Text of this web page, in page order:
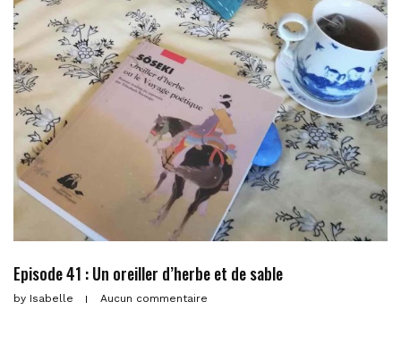
Episode 41 : Un oreiller d’herbe et de sable
by Isabelle Aucun commentaire